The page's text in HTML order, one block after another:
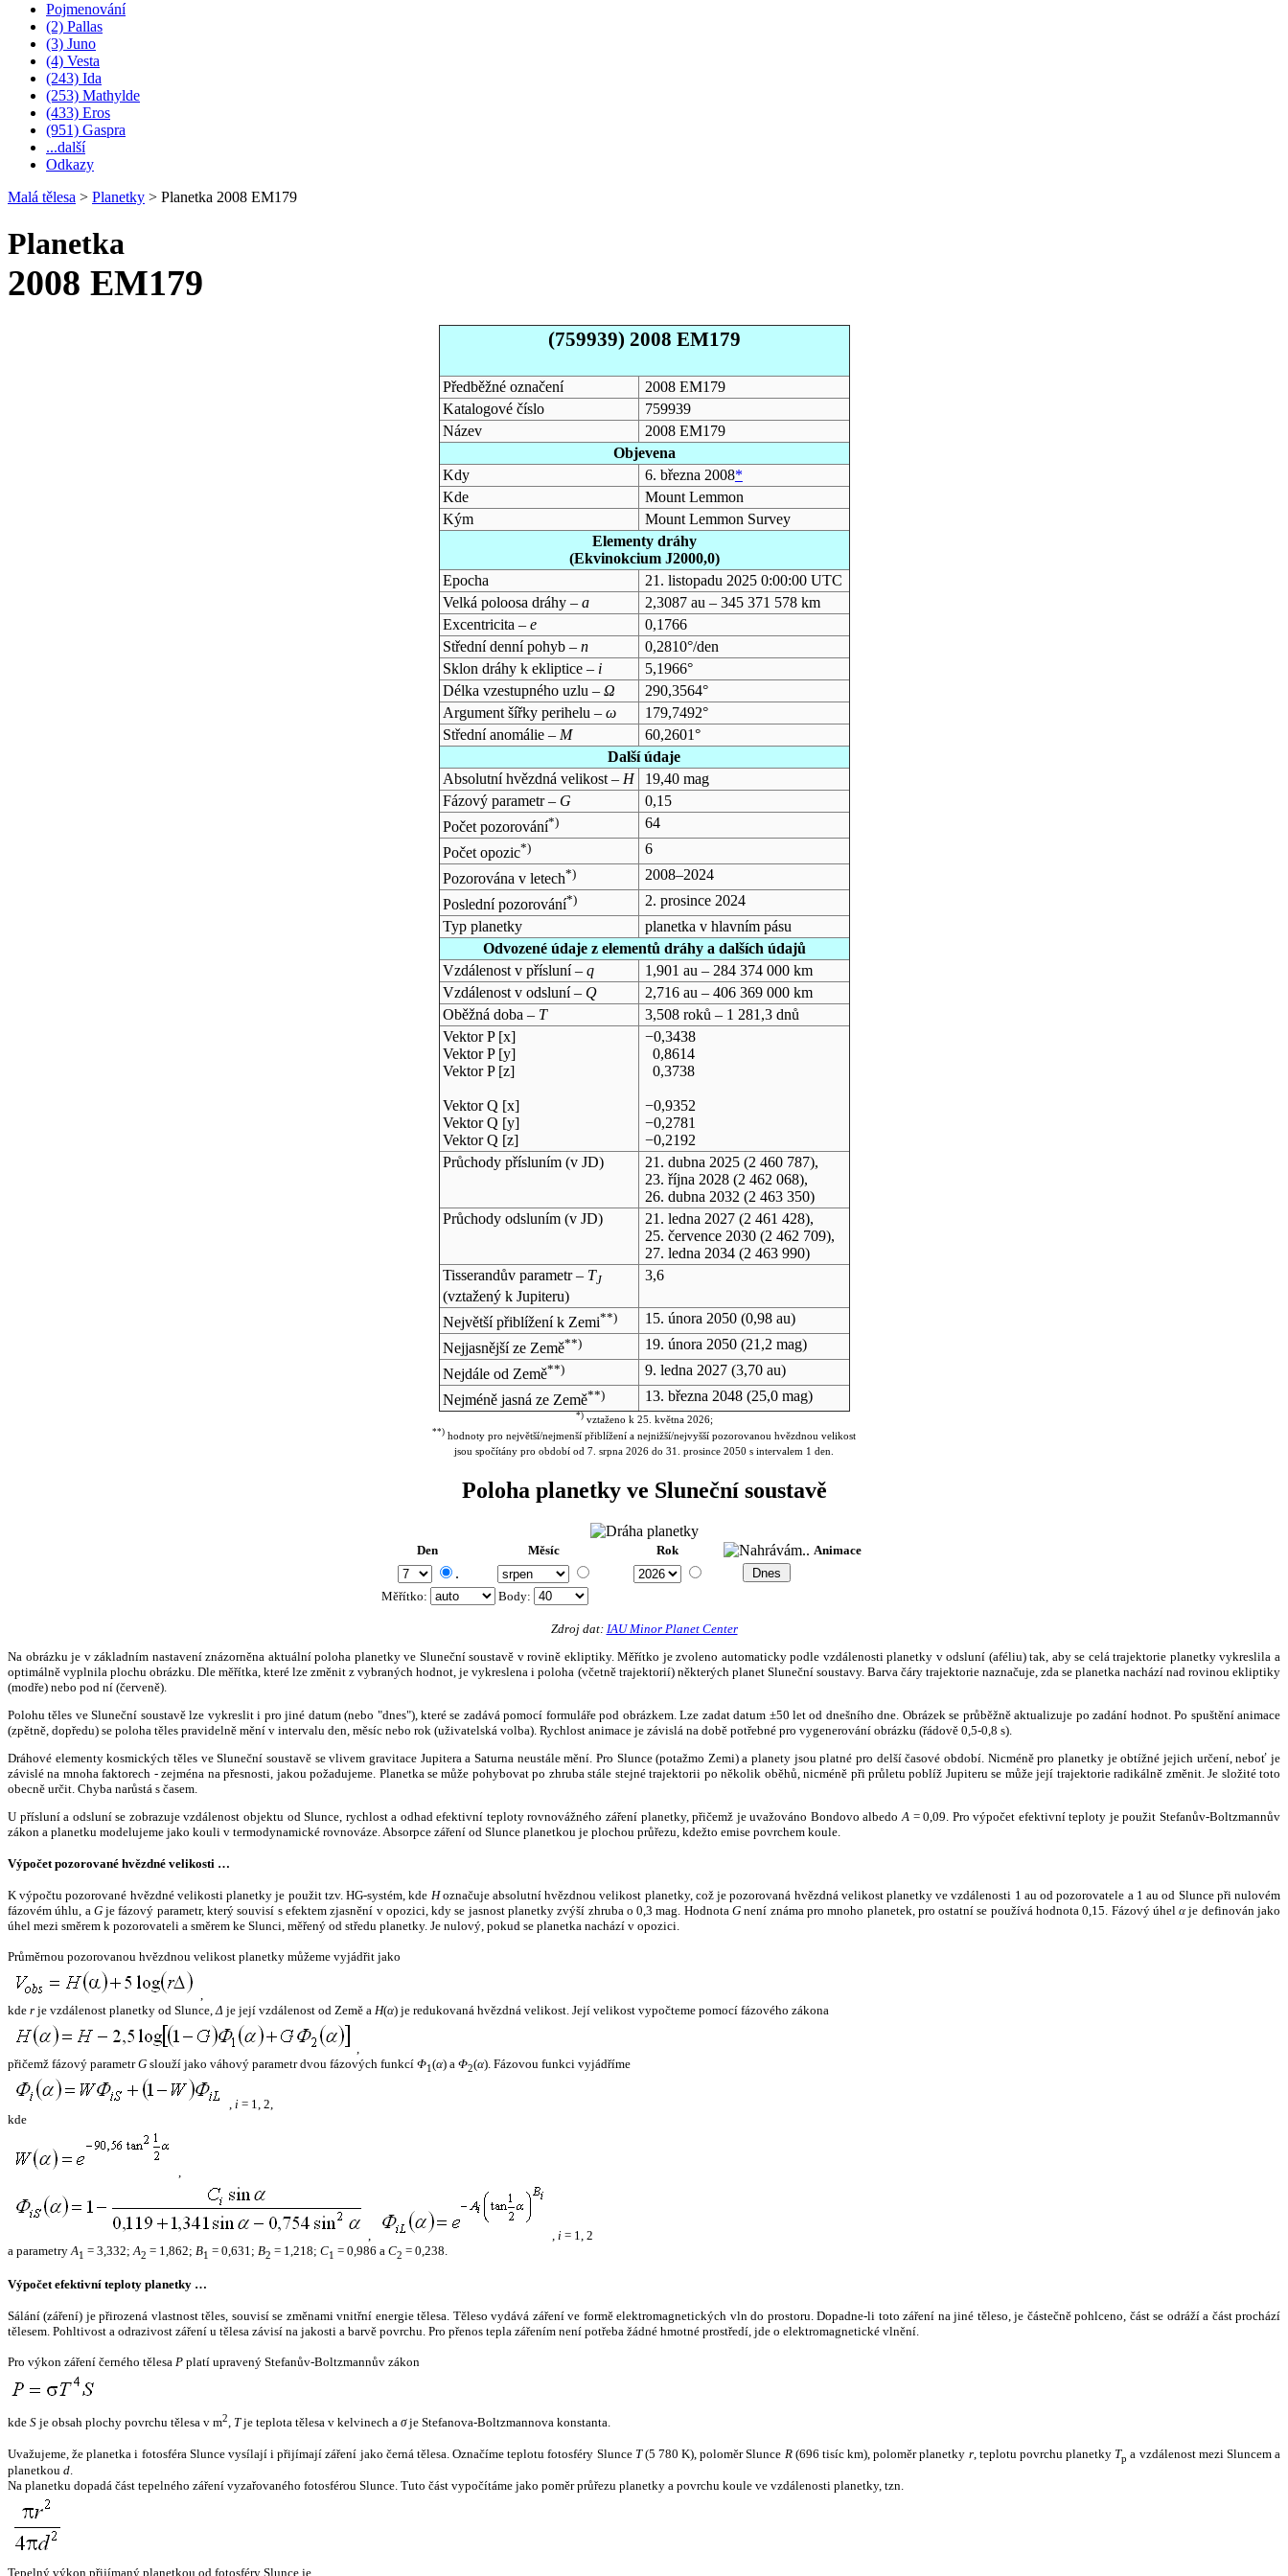
Pojmenování
(2) Pallas
(3) Juno
(4) Vesta
(243) Ida
(253) Mathylde
(433) Eros
(951) Gaspra
...další
Odkazy
Malá tělesa > Planetky > Planetka 2008 EM179
Planetka
2008 EM179
(759939) 2008 EM179
Předběžné označení
2008 EM179
Katalogové číslo
759939
Název
2008 EM179
Objevena
Kdy
6. března 2008*
Kde
Mount Lemmon
Kým
Mount Lemmon Survey
Elementy dráhy
(Ekvinokcium J2000,0)
Epocha
21. listopadu 2025 0:00:00 UTC
Velká poloosa dráhy – a
2,3087 au – 345 371 578 km
Excentricita – e
0,1766
Střední denní pohyb – n
0,2810°/den
Sklon dráhy k ekliptice – i
5,1966°
Délka vzestupného uzlu – Ω
290,3564°
Argument šířky perihelu – ω
179,7492°
Střední anomálie – M
60,2601°
Další údaje
Absolutní hvězdná velikost – H
19,40 mag
Fázový parametr – G
0,15
Počet pozorování*)
64
Počet opozic*)
6
Pozorována v letech*)
2008–2024
Poslední pozorování*)
2. prosince 2024
Typ planetky
planetka v hlavním pásu
Odvozené údaje z elementů dráhy a dalších údajů
Vzdálenost v přísluní – q
1,901 au – 284 374 000 km
Vzdálenost v odsluní – Q
2,716 au – 406 369 000 km
Oběžná doba – T
3,508 roků – 1 281,3 dnů
Vektor P [x]
Vektor P [y]
Vektor P [z]
Vektor Q [x]
Vektor Q [y]
Vektor Q [z]
−0,3438
0,8614
0,3738
−0,9352
−0,2781
−0,2192
Průchody přísluním (v JD) 21. dubna 2025(2 460 787),
23. října 2028(2 462 068),
26. dubna 2032 (2 463 350)
Průchody odsluním (v JD) 21. ledna 2027(2 461 428),
25. července 2030(2 462 709),
27. ledna 2034(2 463 990)
Tisserandův parametr – TJ
(vztažený k Jupiteru)
3,6
Největší přiblížení k Zemi**) 15. února 2050(0,98 au)
Nejjasnější ze Země**) 19. února 2050(21,2 mag)
Nejdále od Země**) 9. ledna 2027(3,70 au)
Nejméně jasná ze Země**) 13. března 2048(25,0 mag)
*)vztaženo k 25. května 2026;
**) hodnoty pro největší/nejmenší přiblížení a nejnižší/nejvyšší pozorovanou hvězdnou velikost
jsou spočítány pro období od 7. srpna 2026 do 31. prosince 2050 s intervalem 1 den.
Poloha planetky ve Sluneční soustavě
Den Měsíc Rok Animace
.
Měřítko: Body:
Zdroj dat: IAU Minor Planet Center
Na obrázku je v základním nastavení znázorněna aktuální poloha planetky ve Sluneční soustavě v rovině ekliptiky. Měřítko je zvoleno automaticky podle vzdálenosti planetky v odsluní (aféliu) tak, aby se celá trajektorie planetky vykreslila a
optimálně vyplnila plochu obrázku. Dle měřítka, které lze změnit z vybraných hodnot, je vykreslena i poloha (včetně trajektorií) některých planet Sluneční soustavy. Barva čáry trajektorie naznačuje, zda se planetka nachází nad rovinou ekliptiky
(modře) nebo pod ní (červeně).
Polohu těles ve Sluneční soustavě lze vykreslit i pro jiné datum (nebo "dnes"), které se zadává pomocí formuláře pod obrázkem. Lze zadat datum ±50 let od dnešního dne. Obrázek se průběžně aktualizuje po zadání hodnot. Po spuštění animace
(zpětně, dopředu) se poloha těles pravidelně mění v intervalu den, měsíc nebo rok (uživatelská volba). Rychlost animace je závislá na době potřebné pro vygenerování obrázku (řádově 0,5-0,8 s).
Dráhové elementy kosmických těles ve Sluneční soustavě se vlivem gravitace Jupitera a Saturna neustále mění. Pro Slunce (potažmo Zemi) a planety jsou platné pro delší časové období. Nicméně pro planetky je obtížné jejich určení, neboť je
závislé na mnoha faktorech - zejména na přesnosti, jakou požadujeme. Planetka se může pohybovat po zhruba stále stejné trajektorii po několik oběhů, nicméně při průletu poblíž Jupiteru se může její trajektorie radikálně změnit. Je složité toto
obecně určit. Chyba narůstá s časem.
U přísluní a odsluní se zobrazuje vzdálenost objektu od Slunce, rychlost a odhad efektivní teploty rovnovážného záření planetky, přičemž je uvažováno Bondovo albedo A = 0,09. Pro výpočet efektivní teploty je použit Stefanův-Boltzmannův
zákon a planetku modelujeme jako kouli v termodynamické rovnováze. Absorpce záření od Slunce planetkou je plochou průřezu, kdežto emise povrchem koule.
Výpočet pozorované hvězdné velikosti …
K výpočtu pozorované hvězdné velikosti planetky je použit tzv. HG-systém, kde Hoznačuje absolutní hvězdnou velikost planetky, což je pozorovaná hvězdná velikost planetky ve vzdálenosti 1 au od pozorovatele a 1 au od Slunce při nulovém
fázovém úhlu, a Gje fázový parametr, který souvisí s efektem zjasnění v opozici, kdy se jasnost planetky zvýší zhruba o 0,3 mag. HodnotaG není známa pro mnoho planetek, pro ostatní se používá hodnota 0,15. Fázový úhelα je definován jako
úhel mezi směrem k pozorovateli a směrem ke Slunci, měřený od středu planetky. Je nulový, pokud se planetka nachází v opozici.
Průměrnou pozorovanou hvězdnou velikost planetky můžeme vyjádřit jako
,
kde r je vzdálenost planetky od Slunce,Δ je její vzdálenost od Země a H(α) je redukovaná hvězdná velikost. Její velikost vypočteme pomocí fázového zákona
,
přičemž fázový parametrG slouží jako váhový parametr dvou fázových funkcí Φ1(α) a Φ2(α). Fázovou funkci vyjádříme
, i = 1, 2,
kde
,
, , i = 1, 2
a parametryA1 = 3,332;A2 = 1,862; B1 = 0,631; B2 = 1,218; C1 = 0,986 a C2 = 0,238.
Výpočet efektivní teploty planetky …
Sálání (záření) je přirozená vlastnost těles, souvisí se změnami vnitřní energie tělesa. Těleso vydává záření ve formě elektromagnetických vln do prostoru. Dopadne-li toto záření na jiné těleso, je částečně pohlceno, část se odráží a část prochází
tělesem. Pohltivost a odrazivost záření u tělesa závisí na jakosti a barvě povrchu. Pro přenos tepla zářením není potřeba žádné hmotné prostředí, jde o elektromagnetické vlnění.
Pro výkon záření černého tělesa P platí upravený Stefanův-Boltzmannův zákon
kde S je obsah plochy povrchu tělesa v m2, Tje teplota tělesa v kelvinech a σje Stefanova-Boltzmannova konstanta.
Uvažujeme, že planetka i fotosféra Slunce vysílají i přijímají záření jako černá tělesa. Označíme teplotu fotosféry Slunce T(5 780 K), poloměr Slunce R(696 tisíc km), poloměr planetky r, teplotu povrchu planetky Tp a vzdálenost mezi Sluncem a
planetkou d.
Na planetku dopadá část tepelného záření vyzařovaného fotosférou Slunce. Tuto část vypočítáme jako poměr průřezu planetky a povrchu koule ve vzdálenosti planetky, tzn.
Tepelný výkon přijímaný planetkou od fotosféry Slunce je